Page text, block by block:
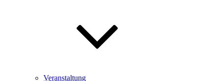
Veranstaltung